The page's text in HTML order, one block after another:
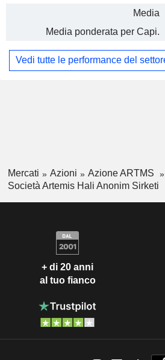
Media
Media ponderata per Capi.
Vedi tutte le performance del
Mercati Azioni
Azione ARTMS
Società Artemis Hali Anonim Sirketi
+ di 20 anni
al tuo fianco